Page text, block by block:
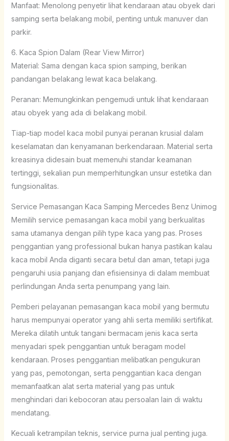
Manfaat: Menolong penyetir lihat kendaraan atau obyek dari
samping serta belakang mobil, penting untuk manuver dan
parkir.
6. Kaca Spion Dalam (Rear View Mirror)
Material: Sama dengan kaca spion samping, berikan
pandangan belakang lewat kaca belakang.
Peranan: Memungkinkan pengemudi untuk lihat kendaraan
atau obyek yang ada di belakang mobil.
Tiap-tiap model kaca mobil punyai peranan krusial dalam
keselamatan dan kenyamanan berkendaraan. Material serta
kreasinya didesain buat memenuhi standar keamanan
tertinggi, sekalian pun memperhitungkan unsur estetika dan
fungsionalitas.
Service Pemasangan Kaca Samping Mercedes Benz Unimog
Memilih service pemasangan kaca mobil yang berkualitas
sama utamanya dengan pilih type kaca yang pas. Proses
penggantian yang professional bukan hanya pastikan kalau
kaca mobil Anda diganti secara betul dan aman, tetapi juga
pengaruhi usia panjang dan efisiensinya di dalam membuat
perlindungan Anda serta penumpang yang lain.
Pemberi pelayanan pemasangan kaca mobil yang bermutu
harus mempunyai operator yang ahli serta memiliki sertifikat.
Mereka dilatih untuk tangani bermacam jenis kaca serta
menyadari spek penggantian untuk beragam model
kendaraan. Proses penggantian melibatkan pengukuran
yang pas, pemotongan, serta penggantian kaca dengan
memanfaatkan alat serta material yang pas untuk
menghindari dari kebocoran atau persoalan lain di waktu
mendatang.
Kecuali ketrampilan teknis, service purna jual penting juga.